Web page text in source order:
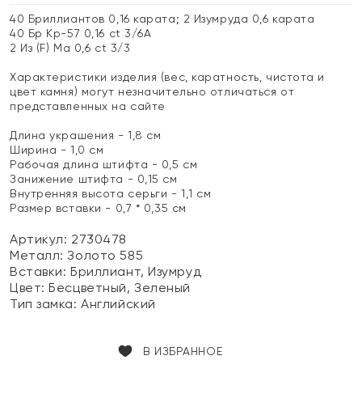
40 Бриллиантов 0,16 карата; 2 Изумруда 0,6 карата
40 Бр Кр-57 0,16 ct 3/6А
2 Из (F) Ма 0,6 ct 3/3
Характеристики изделия (вес, каратность, чистота и
цвет камня) могут незначительно отличаться от
представленных на сайте
Длина украшения - 1,8 см
Ширина - 1,0 см
Рабочая длина штифта - 0,5 см
Занижение штифта - 0,15 см
Внутренняя высота серьги - 1,1 см
Размер вставки - 0,7 * 0,35 см
Артикул: 2730478
Металл:Золото 585
Вставки:Бриллиант, Изумруд
Цвет:Бесцветный, Зеленый
Тип замка:Английский
В ИЗБРАННОЕ